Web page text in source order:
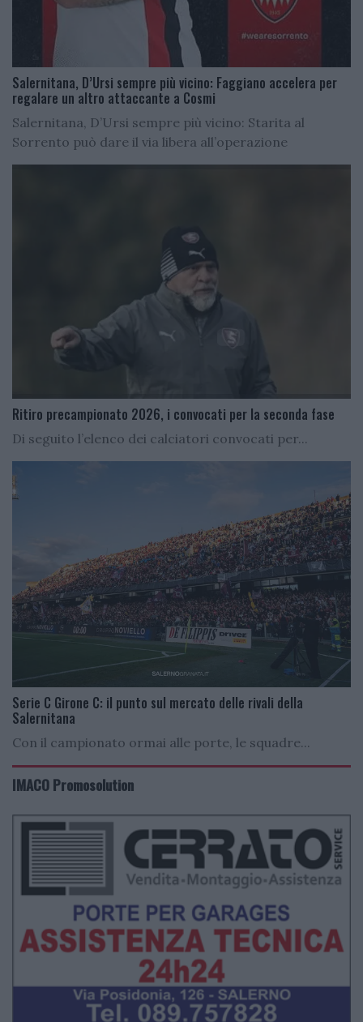
Salernitana, D’Ursi sempre più vicino: Faggiano accelera per
regalare un altro attaccante a Cosmi
Salernitana, D’Ursi sempre più vicino: Starita al
Sorrento può dare il via libera all’operazione
Ritiro precampionato 2026, i convocati per la seconda fase
Di seguito l’elenco dei calciatori convocati per...
Serie C Girone C: il punto sul mercato delle rivali della
Salernitana
Con il campionato ormai alle porte, le squadre...
IMACO Promosolution